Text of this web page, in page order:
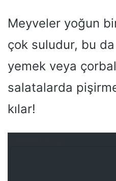
Meyveler yoğun
çok suludur, bu
yemek veya
salatalarda
kılar!